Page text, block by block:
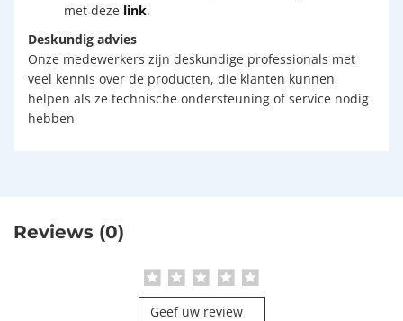
met deze link.
Deskundig advies
Onze medewerkers zijn deskundige professionals met
veel kennis over de producten, die klanten kunnen
helpen als ze technische ondersteuning of service nodig
hebben
Reviews (0)
Geef uw review